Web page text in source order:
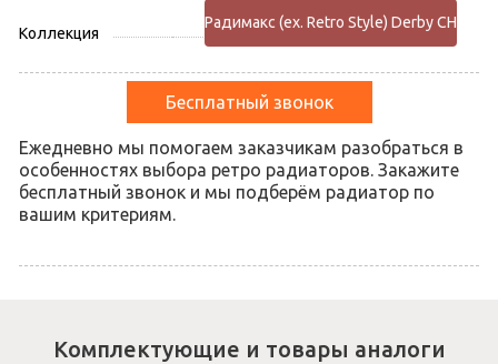
Коллекция
Радимакс (ex. Retro Style) Derby CH
Бесплатный звонок
Ежедневно мы помогаем заказчикам разобраться в
особенностях выбора ретро радиаторов. Закажите
бесплатный звонок и мы подберём радиатор по
вашим критериям.
Комплектующие и товары аналоги